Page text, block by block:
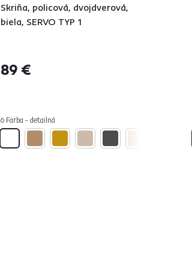
Skriňa, policová, dvojdverová,
biela, SERVO TYP 1
89 €
6 Farba - detailná